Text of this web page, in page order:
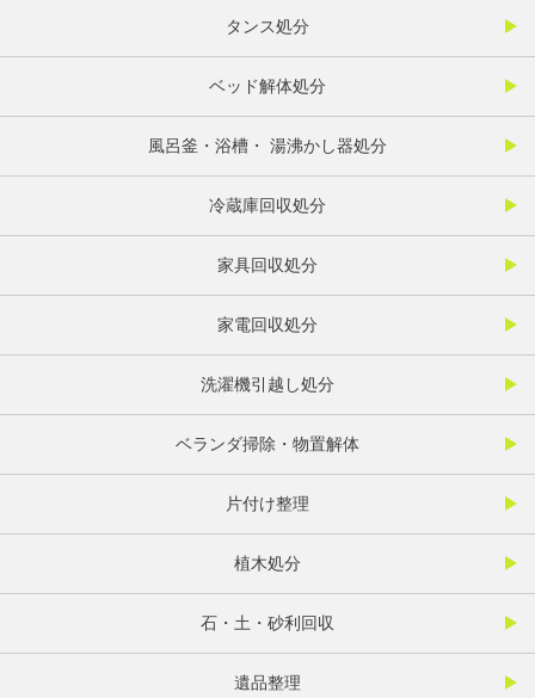
タンス処分
ベッド解体処分
風呂釜・浴槽・ 湯沸かし器処分
冷蔵庫回収処分
家具回収処分
家電回収処分
洗濯機引越し処分
ベランダ掃除・物置解体
片付け整理
植木処分
石・土・砂利回収
遺品整理